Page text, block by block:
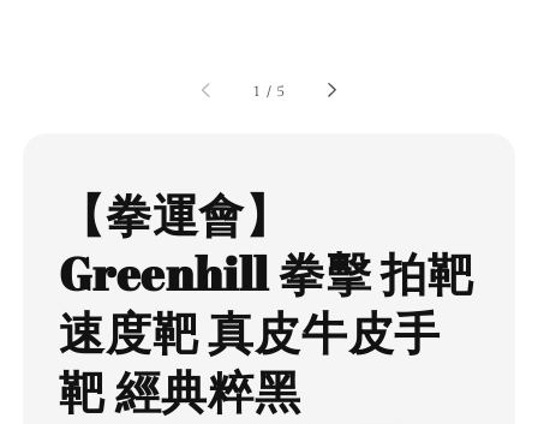
1 / 5
【拳運會】
Greenhill 拳擊 拍靶
速度靶 真皮牛皮手
靶 經典粹黑